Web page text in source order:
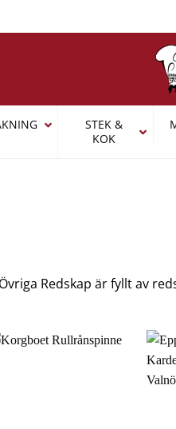
STEK &
KOK
Övriga Redskap är fyllt av